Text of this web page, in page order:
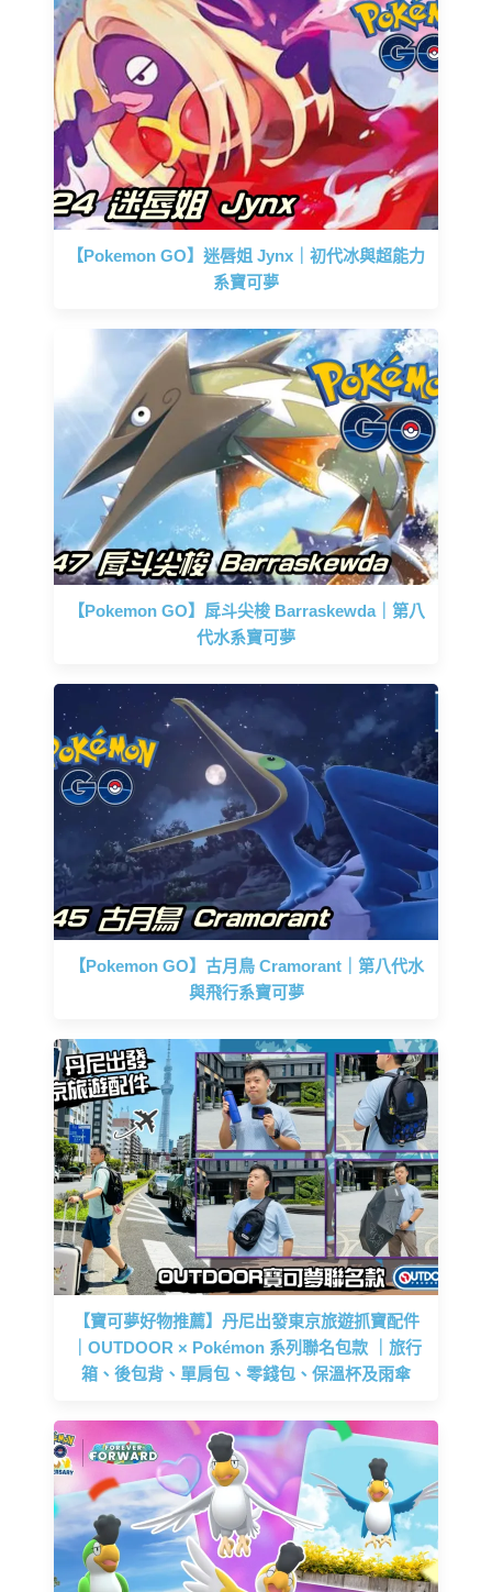
【Pokemon GO】迷唇姐 Jynx｜初代冰與超能力
系寶可夢
【Pokemon GO】戽斗尖梭 Barraskewda｜第八
代水系寶可夢
【Pokemon GO】古月鳥 Cramorant｜第八代水
與飛行系寶可夢
【寶可夢好物推薦】丹尼出發東京旅遊抓寶配件
｜OUTDOOR × Pokémon 系列聯名包款 ｜旅行
箱、後包背、單肩包、零錢包、保溫杯及雨傘